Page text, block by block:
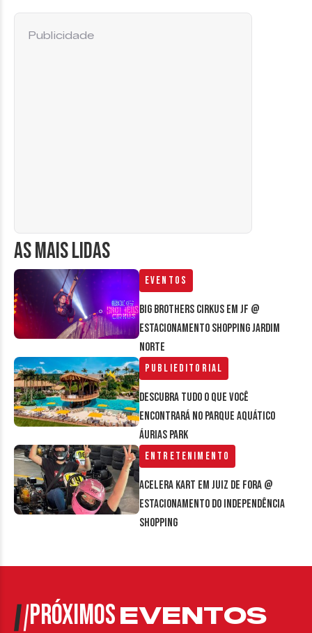
AS MAIS LIDAS
Eventos
Big Brothers Cirkus em JF @
estacionamento Shopping Jardim
Norte
Publieditorial
Descubra tudo o que você
encontrará no parque aquático
Áurias Park
Entretenimento
Acelera Kart em Juiz de Fora @
estacionamento do Independência
Shopping
Publicidade
PRÓXIMOSEVENTOS